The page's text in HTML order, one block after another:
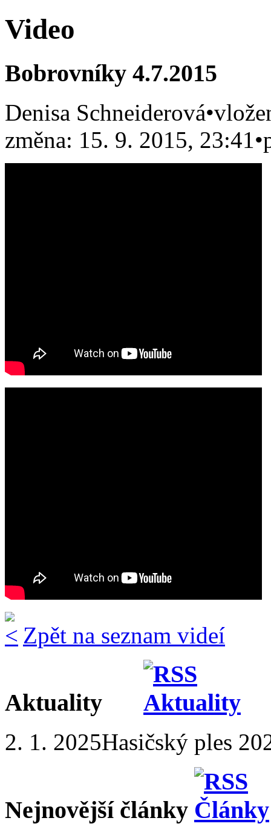
Video
Bobrovníky 4.7.2015
Denisa Schneiderová•
změna: 15. 9. 2015, 23:41 •
Zpět na seznam videí
Aktuality
2. 1. 2025Hasičský ples
Nejnovější články